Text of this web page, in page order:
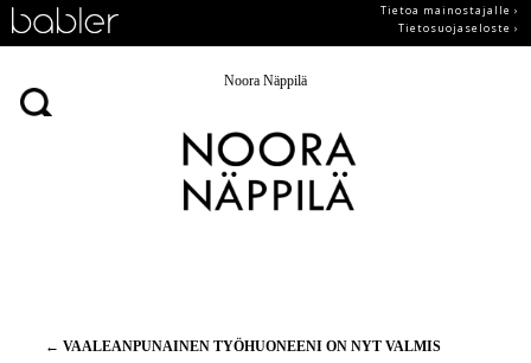
Tietoa mainostajalle ›
Tietosuojaseloste ›
Noora Näppilä
Artikkelien
← VAALEANPUNAINEN TYÖHUONEENI ON NYT VALMIS